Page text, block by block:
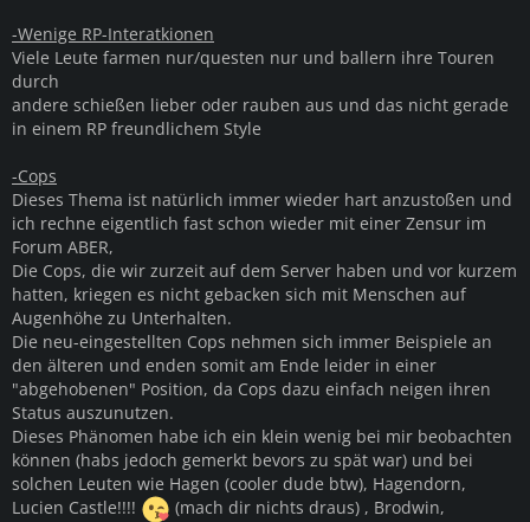
-Wenige RP-Interatkionen
Viele Leute farmen nur/questen nur und ballern ihre Touren
durch
andere schießen lieber oder rauben aus und das nicht gerade
in einem RP freundlichem Style
-Cops
Dieses Thema ist natürlich immer wieder hart anzustoßen und
ich rechne eigentlich fast schon wieder mit einer Zensur im
Forum ABER,
Die Cops, die wir zurzeit auf dem Server haben und vor kurzem
hatten, kriegen es nicht gebacken sich mit Menschen auf
Augenhöhe zu Unterhalten.
Die neu-eingestellten Cops nehmen sich immer Beispiele an
den älteren und enden somit am Ende leider in einer
"abgehobenen" Position, da Cops dazu einfach neigen ihren
Status auszunutzen.
Dieses Phänomen habe ich ein klein wenig bei mir beobachten
können (habs jedoch gemerkt bevors zu spät war) und bei
solchen Leuten wie Hagen (cooler dude btw), Hagendorn,
Lucien Castle!!!!
(mach dir nichts draus) , Brodwin,